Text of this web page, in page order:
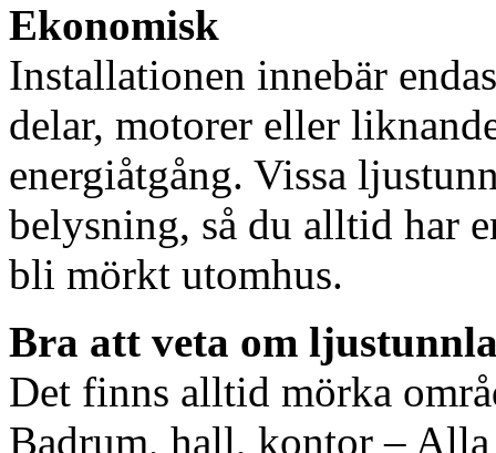
Ekonomisk
Installationen innebär
delar, motorer eller
energiåtgång. Vissa
belysning, så du alltid har
bli mörkt utomhus.
Bra att veta om
Det finns alltid mörka
Badrum, hall, kontor – Alla